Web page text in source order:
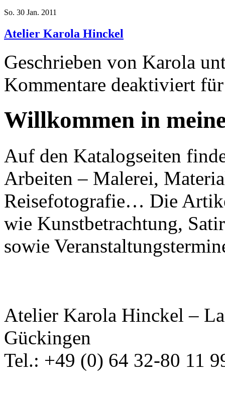
So. 30 Jan. 2011
Atelier Karola Hinckel
Geschrieben von Karola
Kommentare deaktiviert
Willkommen in
Auf den Katalogseiten
Arbeiten – Malerei,
Reisefotografie… Die
wie Kunstbetrachtung,
sowie
Atelier Karola Hinckel –
Gückingen
Tel.: +49 (0) 64 32-80 11